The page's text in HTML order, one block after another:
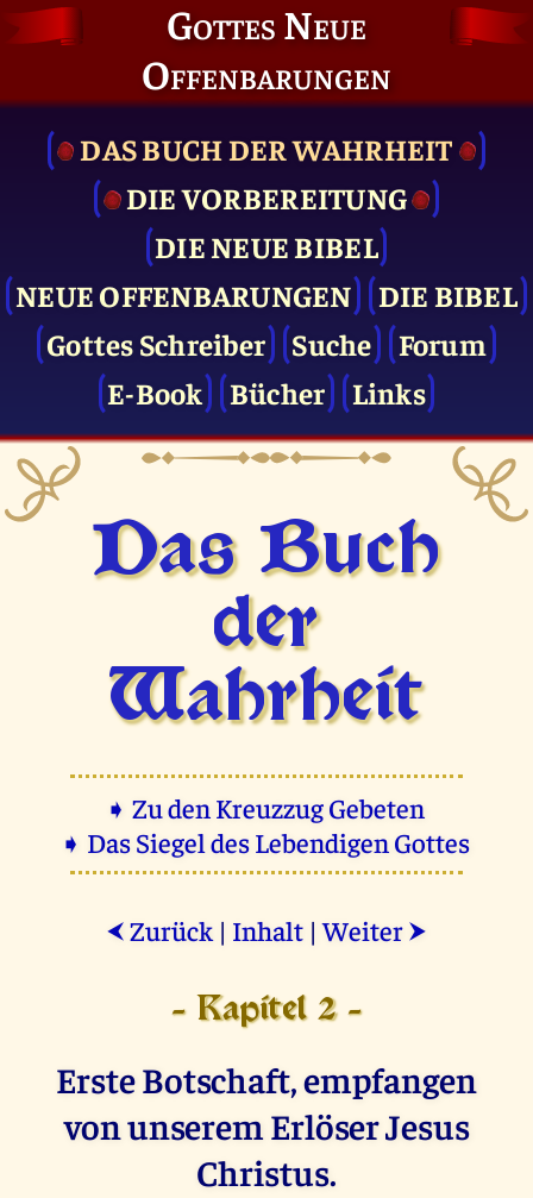
Gottes Neue
Offenbarungen
DAS BUCH DER WAHRHEIT
DIE VOR­BEREITUNG
DIE NEUE BIBEL
NEUE OFFENBARUNGEN
DIE BIBEL
Gottes Schreiber
Suche
Forum
E-Book
Bücher Links
Das Buch
der
Wahrheit
➧ Zu den Kreuzzug Gebeten
➧ Das Siegel des Lebendigen Gottes
⮜ Zurück | Inhalt |Weiter ⮞
- Kapitel 2 -
Erste Botschaft, empfangen
von unserem Erlöser Jesus
Christus.